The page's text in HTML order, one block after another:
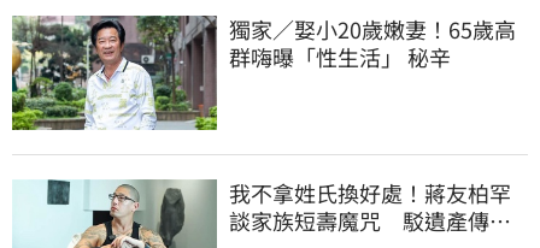
獨家／娶小20歲嫩妻！65歲高
群嗨曝「性生活」 秘辛
我不拿姓氏換好處！蔣友柏罕
談家族短壽魔咒 駁遺產傳